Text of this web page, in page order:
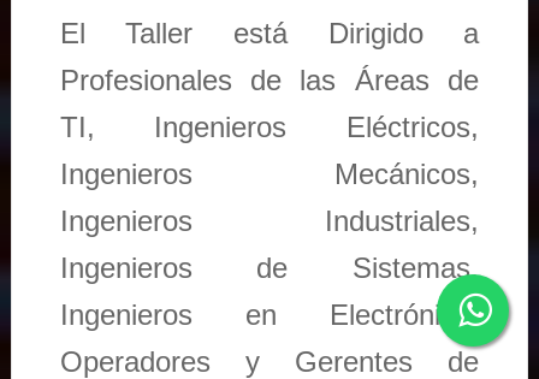
El Taller está Dirigido a
Profesionales de las Áreas de
TI, Ingenieros Eléctricos,
Ingenieros Mecánicos,
Ingenieros Industriales,
Ingenieros de Sistemas,
Ingenieros en Electrónica,
Operadores y Gerentes de